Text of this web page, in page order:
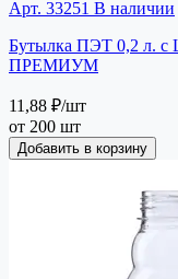
Арт. 33251 В наличии
Бутылка ПЭТ 0,2 л.
ПРЕМИУМ
11,88 ₽/шт
от 200 шт
Добавить в корзину